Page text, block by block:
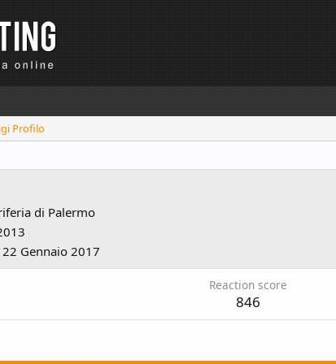
Profilo
di Palermo
22 Gennaio 2017
Reaction score
846